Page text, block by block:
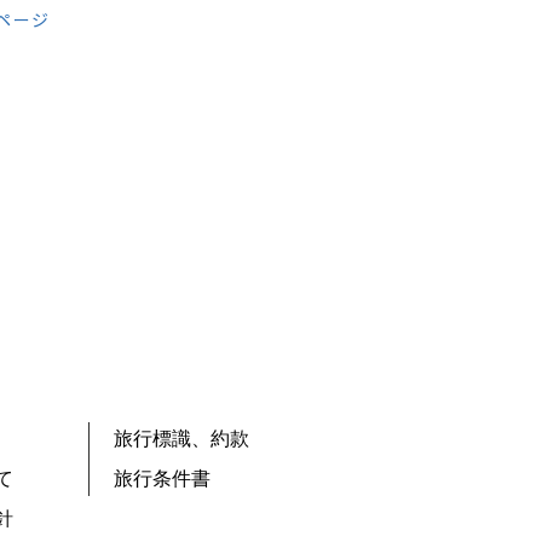
ージ
旅行標識、約款
旅行条件書